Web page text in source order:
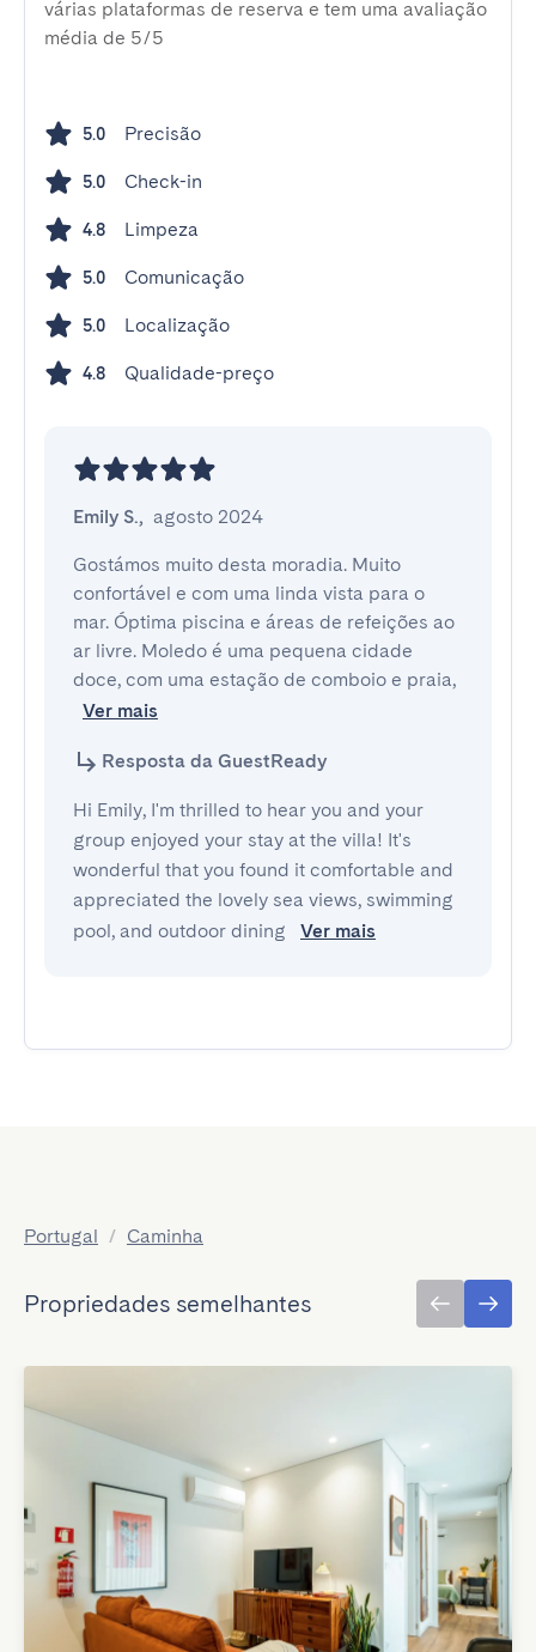
várias plataformas de reserva e tem uma avaliação
média de 5/5
5.0 Precisão
5.0 Check-in
4.8 Limpeza
5.0 Comunicação
5.0 Localização
4.8 Qualidade-preço
Emily S., agosto 2024
Gostámos muito desta moradia. Muito
confortável e com uma linda vista para o
mar. Óptima piscina e áreas de refeições ao
ar livre. Moledo é uma pequena cidade
doce, com uma estação de comboio e praia,
Ver mais
Resposta da GuestReady
Hi Emily, I'm thrilled to hear you and your
group enjoyed your stay at the villa! It's
wonderful that you found it comfortable and
appreciated the lovely sea views, swimming
pool, and outdoor dining
Ver mais
Portugal / Caminha
Propriedades semelhantes